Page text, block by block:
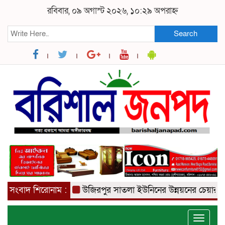
রবিবার, ০৯ অগাস্ট ২০২৬, ১০:২৯ অপরাহ্ন
Search
সংবাদ শিরোনাম : উজিরপুর সাতলা ইউনিনের উন্নয়নের চেয়ারম্যান
Toggle